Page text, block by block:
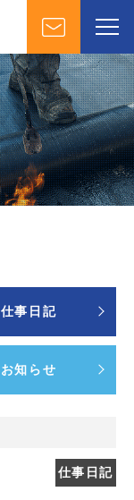
仕事日記
お知らせ
仕事日記